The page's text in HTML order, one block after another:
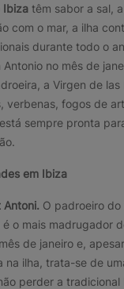
Ibiza têm sabor a sal,
com o mar, a ilha
durante todo o
no mês de
a Virgen de
verbenas, fogos de
sempre pronta
em Ibiza
Antoni. O padroeiro
o mais madrugador
de janeiro e,
na ilha, trata-se de
perder a tradicional